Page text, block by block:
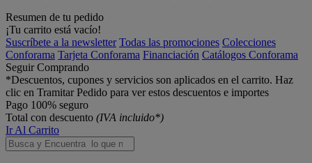
Resumen de tu pedido
¡Tu carrito está vacío!
Suscríbete a la newsletter Todas las promociones Colecciones
Conforama Tarjeta Conforama Financiación Catálogos Conforama
Seguir Comprando
*Descuentos, cupones y servicios son aplicados en el carrito. Haz
clic en Tramitar Pedido para ver estos descuentos e importes
Pago 100% seguro
Total con descuento (IVA incluido*)
Ir Al Carrito